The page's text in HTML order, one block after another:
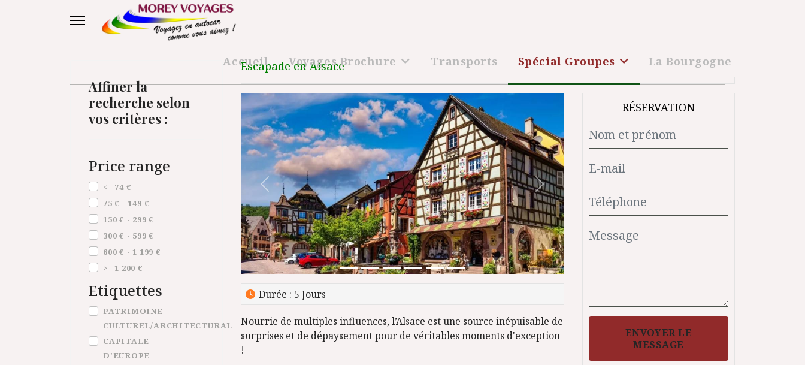
Accueil Voyages Brochure Transports Spécial Groupes La Bourgogne
Affiner la
recherche selon
vos critères :
Price range
Price range
<= 74 €
75 € - 149 €
150 € - 299 €
300 € - 599 €
600 € - 1 199 €
>= 1 200 €
Etiquettes
Etiquettes
PATRIMOINE
CULTUREL/ARCHITECTURAL
CAPITALE
D'EUROPE
Escapade en Alsace
Précédent Suivant
Durée : 5 Jours
Nourrie de multiples influences, l’Alsace est une source inépuisable de
surprises et de dépaysement pour de véritables moments d'exception
!
RÉSERVATION
ENVOYER LE
MESSAGE